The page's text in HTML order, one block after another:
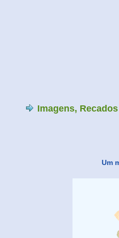
Imagens,
Um